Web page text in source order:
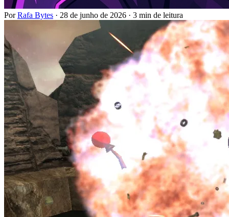
PorRafa Bytes · 28 de junho de 2026 · 3 min de leitura